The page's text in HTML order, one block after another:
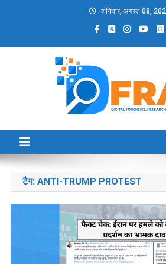
शनिवार, अगस्त 08,
DFRAC_ORG
टैग: ANTI-TRUMP PROTEST